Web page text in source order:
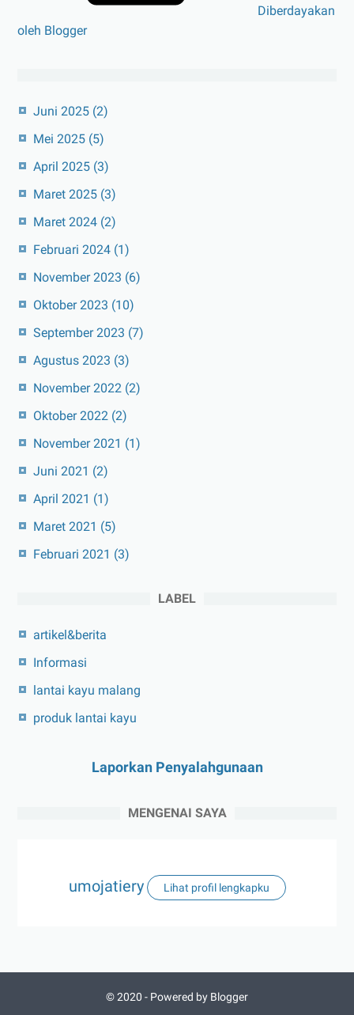
Diberdayakan
oleh Blogger
Juni 2025 (2)
Mei 2025 (5)
April 2025 (3)
Maret 2025 (3)
Maret 2024 (2)
Februari 2024 (1)
November 2023 (6)
Oktober 2023 (10)
September 2023 (7)
Agustus 2023 (3)
November 2022 (2)
Oktober 2022 (2)
November 2021 (1)
Juni 2021 (2)
April 2021 (1)
Maret 2021 (5)
Februari 2021 (3)
LABEL
artikel&berita
Informasi
lantai kayu malang
produk lantai kayu
Laporkan Penyalahgunaan
MENGENAI SAYA
umojatiery Lihat profil lengkapku
© 2020 - Powered by Blogger